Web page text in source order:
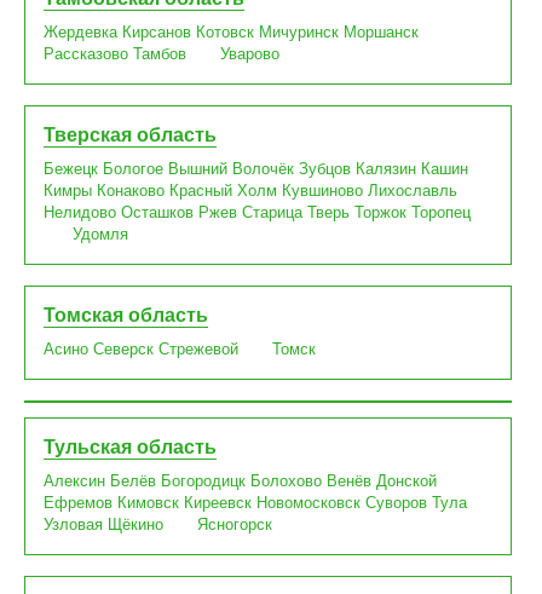
Жердевка Кирсанов Котовск Мичуринск Моршанск
Рассказово Тамбов Уварово
Тверская область
Бежецк Бологое Вышний Волочёк Зубцов Калязин Кашин
Кимры Конаково Красный Холм Кувшиново Лихославль
Нелидово Осташков Ржев Старица Тверь Торжок Торопец
Удомля
Томская область
Асино Северск Стрежевой Томск
Тульская область
Алексин Белёв Богородицк Болохово Венёв Донской
Ефремов Кимовск Киреевск Новомосковск Суворов Тула
Узловая Щёкино Ясногорск